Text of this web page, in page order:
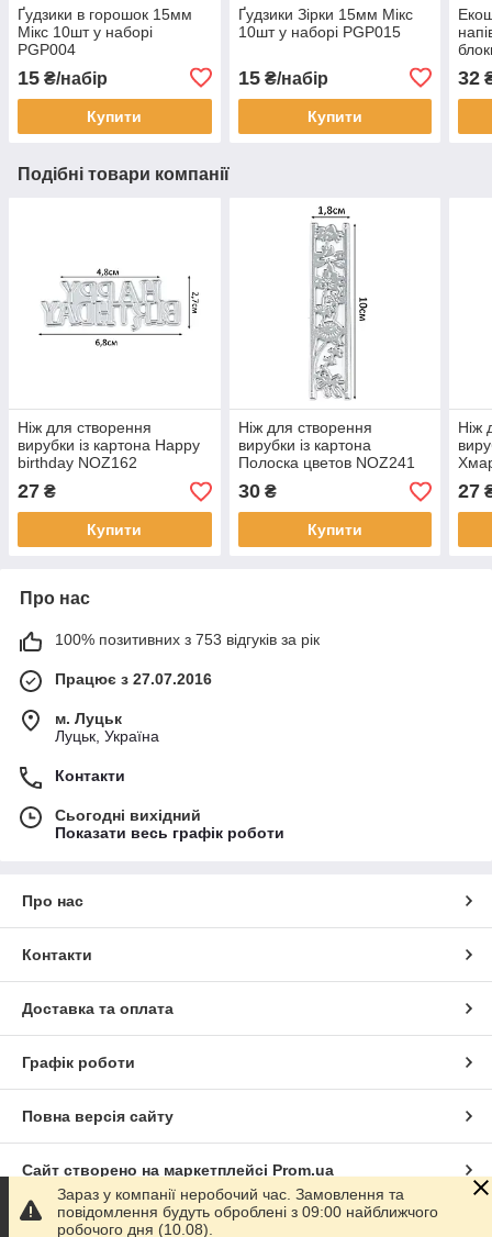
Ґудзики в горошок 15мм
Мікс 10шт у наборі
PGP004
15 ₴/набір
Купити
Ґудзики Зірки 15мм Мікс
10шт у наборі PGP015
15₴/набір
Купити
32
Подібні товари компанії
Ніж для створення
вирубки із картона Happy
birthday NOZ162
27 ₴
Купити
Ніж для створення
вирубки із картона
Полоска цветов NOZ241
30₴
Купити
Ніж
27
Про нас
100% позитивних з 753 відгуків за рік
Працює з 27.07.2016
м. Луцьк
Луцьк, Україна
Контакти
Сьогодні вихідний
Показати весь графік роботи
Про нас
Контакти
Доставка та оплата
Графік роботи
Повна версія сайту
Сайт створено на маркетплейсі Prom.ua
Політика конфіденційності
Зараз у компанії неробочий час. Замовлення та
повідомлення будуть оброблені з 09:00 найближчого
робочого дня (10.08).